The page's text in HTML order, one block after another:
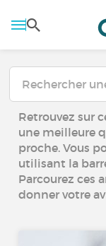
Retrouvez sur
une meilleure
proche. Vous
utilisant la
Parcourez ces
donner votre